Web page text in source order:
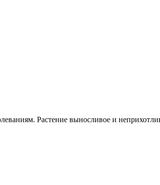
Растение выносливое и